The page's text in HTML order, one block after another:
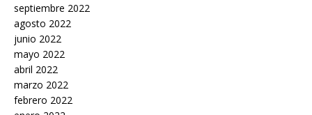
septiembre 2022
agosto 2022
junio 2022
mayo 2022
abril 2022
marzo 2022
febrero 2022